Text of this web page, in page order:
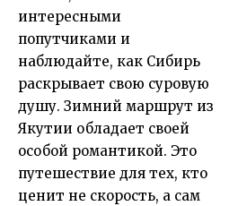
интересными
попутчиками и
наблюдайте, как Сибирь
раскрывает свою суровую
душу. Зимний маршрут из
Якутии обладает своей
особой романтикой. Это
путешествие для тех, кто
ценит не скорость, а сам